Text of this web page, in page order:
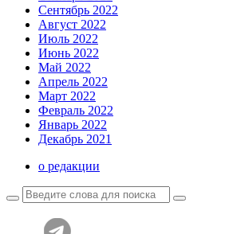
Сентябрь 2022
Август 2022
Июль 2022
Июнь 2022
Май 2022
Апрель 2022
Март 2022
Февраль 2022
Январь 2022
Декабрь 2021
о редакции